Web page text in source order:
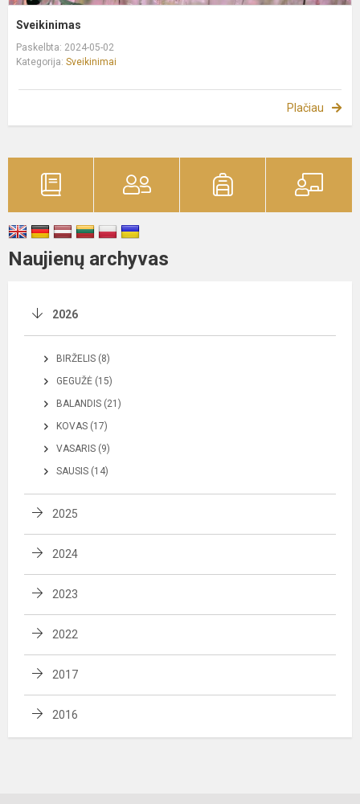
Sveikinimas
Paskelbta: 2024-05-02
Kategorija: Sveikinimai
Plačiau
Naujienų archyvas
2026
BIRŽELIS (8)
GEGUŽĖ (15)
BALANDIS (21)
KOVAS (17)
VASARIS (9)
SAUSIS (14)
2025
2024
2023
2022
2017
2016